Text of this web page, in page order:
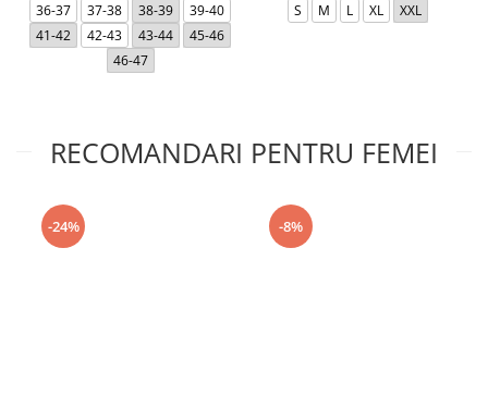
36-37 37-38 38-39
39-40
41-42
42-43 43-44
45-46
46-47
S M L XL XXL
RECOMANDARI PENTRU FEMEI
-24% -8%